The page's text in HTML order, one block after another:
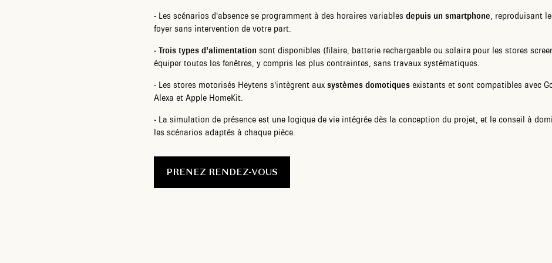
- Les scénarios d'absence se programment à des horaires variables depuis un smartphone, reproduisant
foyer sans intervention de votre part.
- Trois types d'alimentation sont disponibles (filaire, batterie rechargeable ou solaire pour les stores
équiper toutes les fenêtres, y compris les plus contraintes, sans travaux systématiques.
- Les stores motorisés Heytens s'intègrent aux systèmes domotiques existants et sont compatibles avec
Alexa et Apple HomeKit.
- La simulation de présence est une logique de vie intégrée dès la conception du projet, et le conseil à
les scénarios adaptés à chaque pièce.
PRENEZ RENDEZ-VOUS